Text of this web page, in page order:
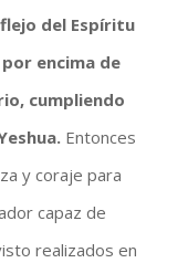
del Espíritu
encima de
cumpliendo
Entonces
y coraje para
capaz de
realizados en